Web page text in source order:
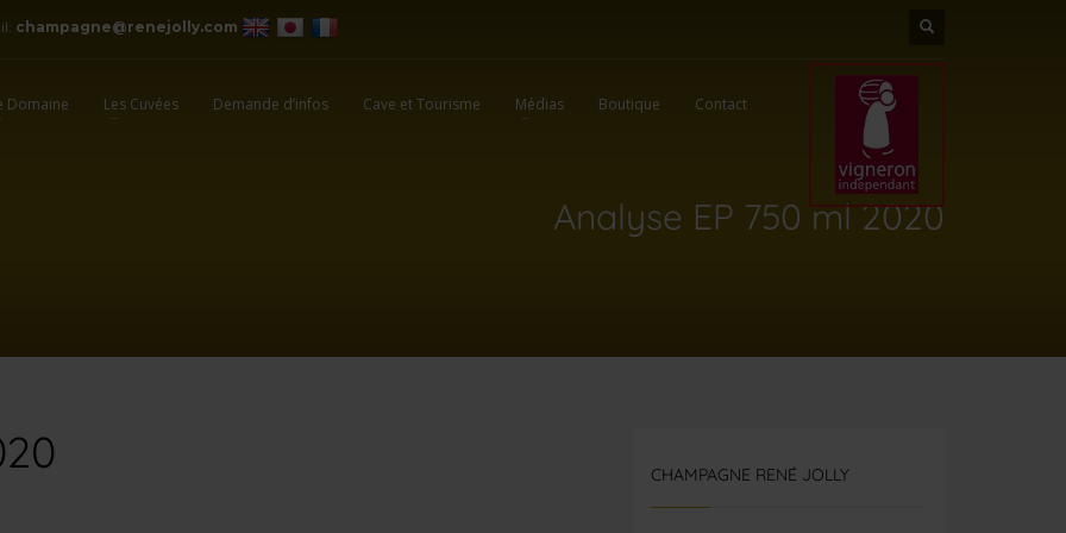
champagne@renejolly.com
Domaine Les Cuvées Demande d’infos Cave et Tourisme Médias Boutique Contact
Analyse EP 750 ml 2020
CHAMPAGNE RENÉ JOLLY